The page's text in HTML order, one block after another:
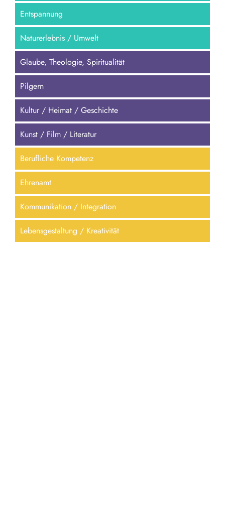
Entspannung
Naturerlebnis / Umwelt
Glaube, Theologie, Spiritualität
Pilgern
Kultur / Heimat / Geschichte
Kunst / Film / Literatur
Berufliche Kompetenz
Ehrenamt
Kommunikation / Integration
Lebensgestaltung / Kreativität